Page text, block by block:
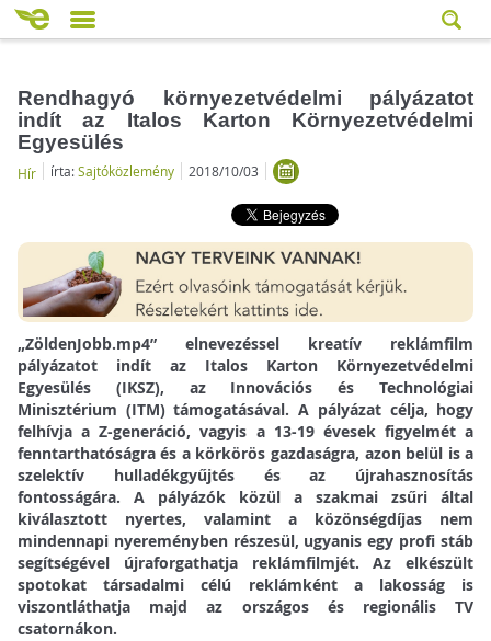
Rendhagyó környezetvédelmi pályázatot
indít az Italos Karton Környezetvédelmi
Egyesülés
Hír írta:Sajtóközlemény 2018/10/03
„ZöldenJobb.mp4” elnevezéssel kreatív reklámfilm
pályázatot indít az Italos Karton Környezetvédelmi
Egyesülés (IKSZ), az Innovációs és Technológiai
Minisztérium (ITM) támogatásával. A pályázat célja, hogy
felhívja a Z-generáció, vagyis a 13-19 évesek figyelmét a
fenntarthatóságra és a körkörös gazdaságra, azon belül is a
szelektív hulladékgyűjtés és az újrahasznosítás
fontosságára. A pályázók közül a szakmai zsűri által
kiválasztott nyertes, valamint a közönségdíjas nem
mindennapi nyereményben részesül, ugyanis egy profi stáb
segítségével újraforgathatja reklámfilmjét. Az elkészült
spotokat társadalmi célú reklámként a lakosság is
viszontláthatja majd az országos és regionális TV
csatornákon.